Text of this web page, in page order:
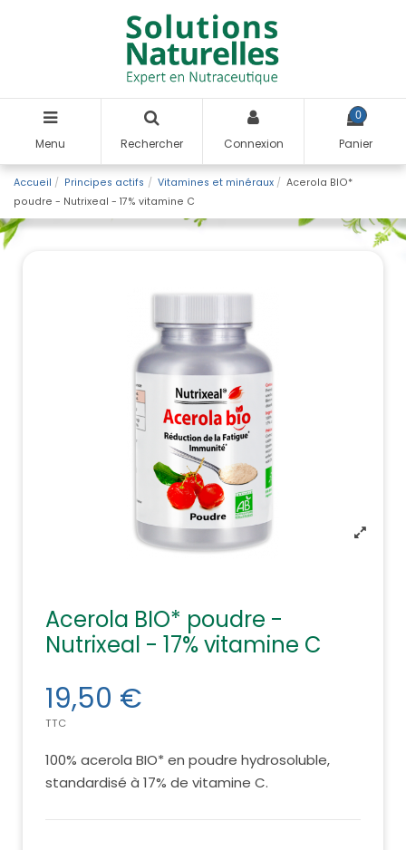
Menu Rechercher Connexion
0
Panier
Accueil Principes actifs Vitamines et minéraux
Acerola BIO*
poudre - Nutrixeal - 17% vitamine C
Acerola BIO* poudre -
Nutrixeal - 17% vitamine C
19,50 €
TTC
100% acerola BIO* en poudre hydrosoluble,
standardisé à 17% de vitamine C.